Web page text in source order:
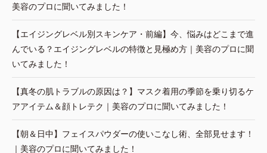
美容のプロに聞いてみました！
【エイジングレベル別スキンケア・前編】今、悩みはどこまで進
んでいる？エイジングレベルの特徴と見極め方｜美容のプロに聞
いてみました！
【真冬の肌トラブルの原因は？】マスク着用の季節を乗り切るケ
アアイテム＆顔トレテク｜美容のプロに聞いてみました！
【朝＆日中】フェイスパウダーの使いこなし術、全部見せます！
｜美容のプロに聞いてみました！